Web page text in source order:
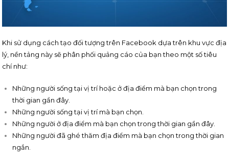
Khi sử dụng cách tạo đối tượng trên Facebook dựa trên khu vực địa
lý, nền tảng này sẽ phân phối quảng cáo của bạn theo một số tiêu
chí như:
Những người sống tại vị trí hoặc ở địa điểm mà bạn chọn trong
thời gian gần đây.
Những người sống tại vị trí mà bạn chọn.
Những người ở địa điểm mà bạn chọn trong thời gian gần đây.
Những người đã ghé thăm địa điểm mà bạn chọn trong thời gian
ngắn.